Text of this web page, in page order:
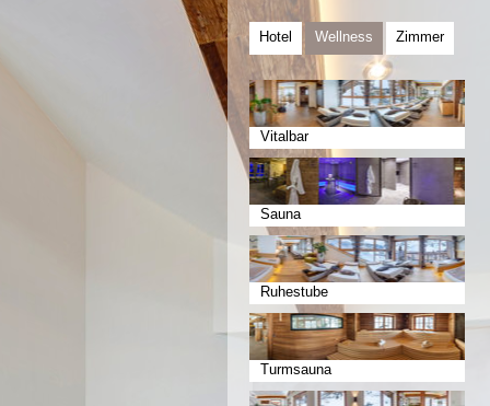
Hotel Wellness Zimmer
Vitalbar
Sauna
Ruhestube
Turmsauna